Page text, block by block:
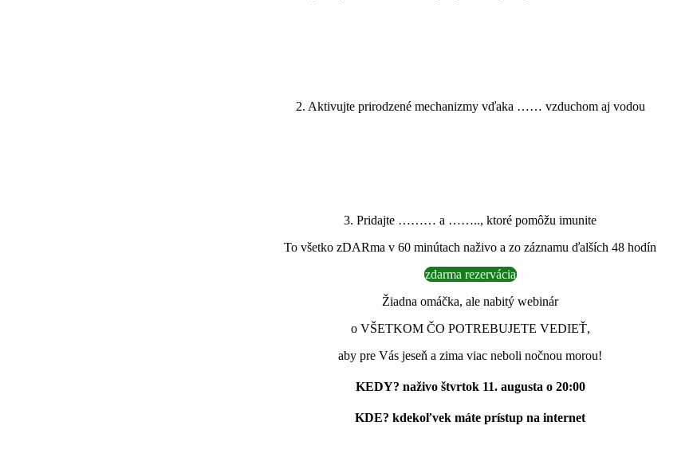
2. Aktivujte prirodzené mechanizmy vďaka …… vzduchom aj vodou
3. Pridajte ……… a …….., ktoré pomôžu imunite
To všetko zDARma v 60 minútach naživo a zo záznamu ďalších 48 hodín
zdarma rezervácia
Žiadna omáčka, ale nabitý webinár
o VŠETKOM ČO POTREBUJETE VEDIEŤ,
aby pre Vás jeseň a zima viac neboli nočnou morou!
KEDY? naživo štvrtok 11. augusta o 20:00
KDE? kdekoľvek máte prístup na internet